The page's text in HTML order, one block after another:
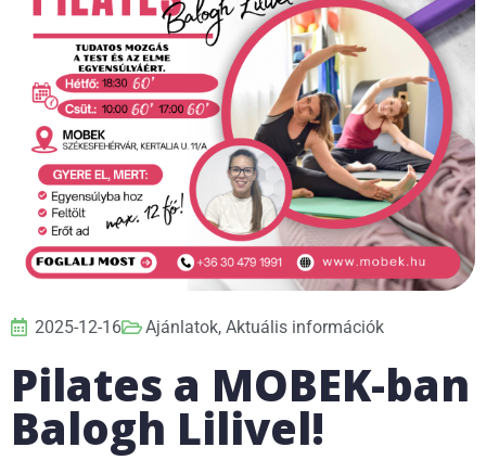
2025-12-16 Ajánlatok, Aktuális információk
Pilates a MOBEK-ban
Balogh Lilivel!